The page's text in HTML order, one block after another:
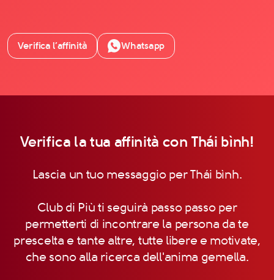
Verifica l’affinità Whatsapp
Verifica la tua affinità con Thái bình!
Lascia un tuo messaggio per Thái bình.
Club di Più ti seguirà passo passo per
permetterti di incontrare la persona da te
prescelta e tante altre, tutte libere e motivate,
che sono alla ricerca dell'anima gemella.